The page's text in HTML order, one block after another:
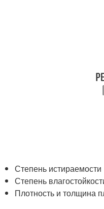
Степень истираемости
Степень
Плотность и толщина